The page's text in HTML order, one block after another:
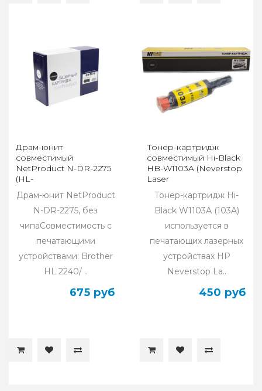
Драм-юнит
совместимый
NetProduct N-DR-2275
(HL-
(12K)
Драм-юнит NetProduct
N-DR-2275, без
чипаСовместимость с
печатающими
устройствами: Brother
HL 2240/ ..
675 руб
Тонер-картридж
совместимый Hi-Black
HB-W1103A (Neverstop
Laser
2,5K с чипом
Тонер-картридж Hi-
Black W1103A (103A)
используется в
печатающих лазерных
устройствах HP
Neverstop La..
450 руб